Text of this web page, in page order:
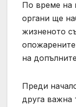
По време на
органи ще
жизненото
на
Преди
друга важна